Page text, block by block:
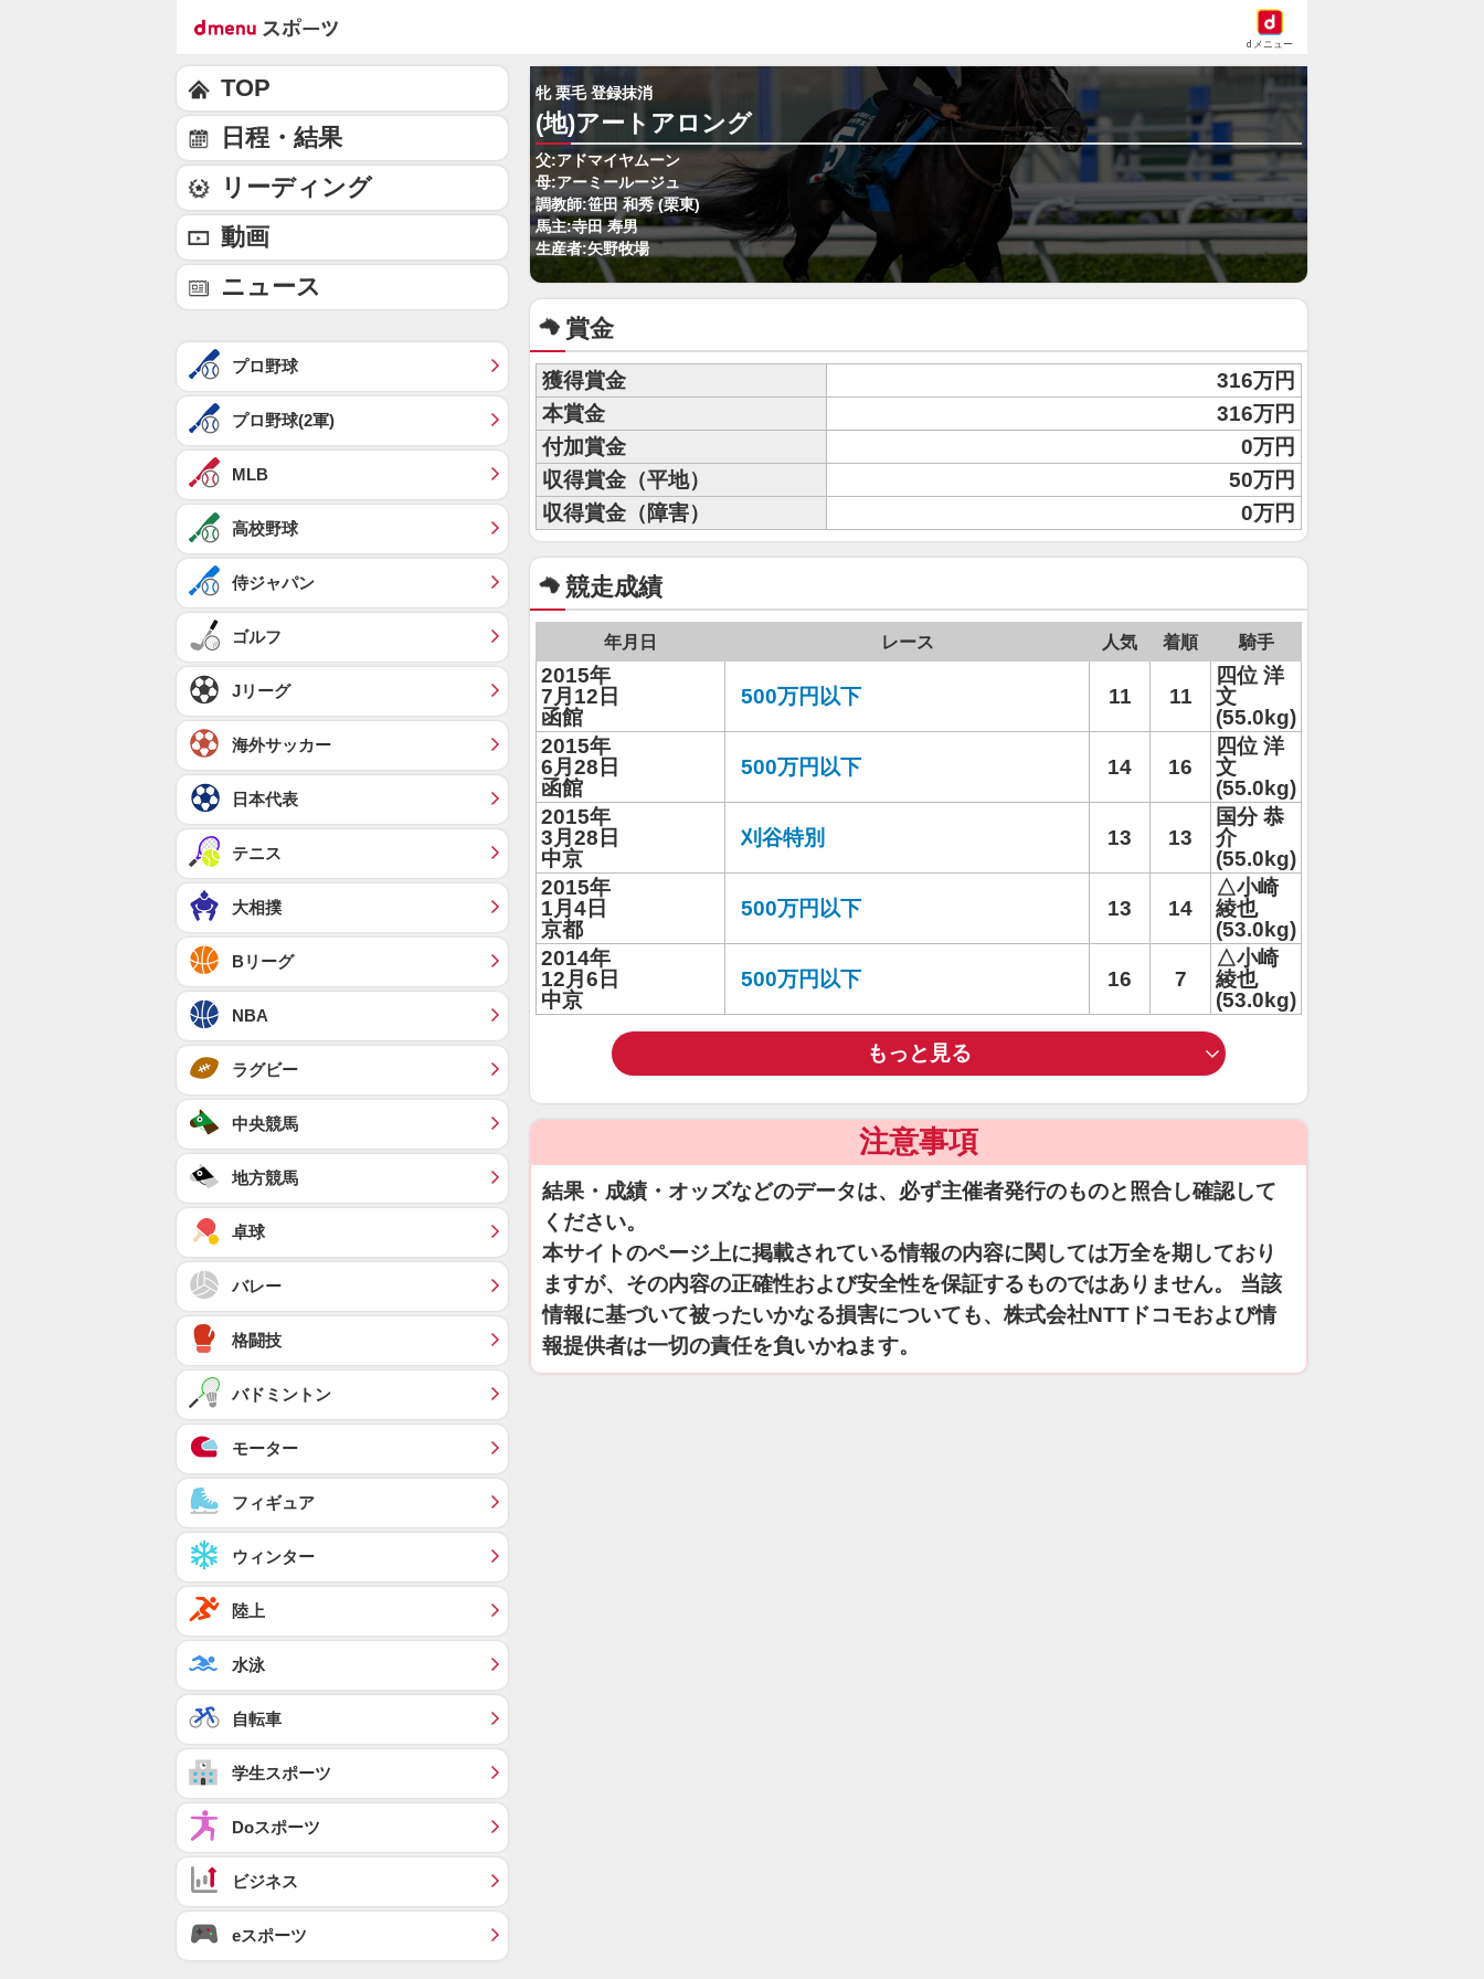
dメニュー
牝 栗毛 登録抹消
(地)アートアロング
父:アドマイヤムーン
母:アーミールージュ
調教師:笹田 和秀 (栗東)
馬主:寺田 寿男
生産者:矢野牧場
賞金
獲得賞金
316万円
本賞金
316万円
付加賞金
0万円
収得賞金（平地）
50万円
収得賞金（障害）
0万円
競走成績
年月日 レース 人気 着順 騎手
2015年
7月12日
函館
500万円以下 11 11
四位 洋
文
(55.0kg)
2015年
6月28日
函館
500万円以下 14 16
四位 洋
文
(55.0kg)
2015年
3月28日
中京
刈谷特別 13 13
国分 恭
介
(55.0kg)
2015年
1月4日
京都
500万円以下 13 14
△小崎
綾也
(53.0kg)
2014年
12月6日
中京
500万円以下 16 7
△小崎
綾也
(53.0kg)
もっと見る
注意事項
結果・成績・オッズなどのデータは、必ず主催者発行のものと照合し確認して
ください。
本サイトのページ上に掲載されている情報の内容に関しては万全を期しており
ますが、その内容の正確性および安全性を保証するものではありません。 当該
情報に基づいて被ったいかなる損害についても、株式会社NTTドコモおよび情
報提供者は一切の責任を負いかねます。
TOP
日程・結果
リーディング
動画
ニュース
プロ野球
プロ野球(2軍)
MLB
高校野球
侍ジャパン
ゴルフ
Jリーグ
海外サッカー
日本代表
テニス
大相撲
Bリーグ
NBA
ラグビー
中央競馬
地方競馬
卓球
バレー
格闘技
バドミントン
モーター
フィギュア
ウィンター
陸上
水泳
自転車
学生スポーツ
Doスポーツ
ビジネス
eスポーツ